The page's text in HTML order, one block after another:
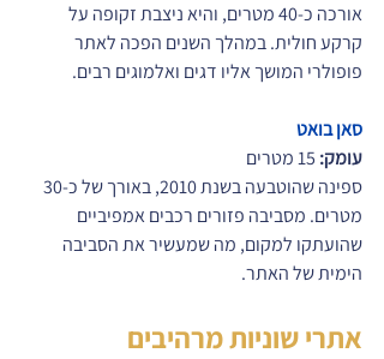
אורכה כ-40 מטרים, והיא ניצבת זקופה על
קרקע חולית. במהלך השנים הפכה לאתר
פופולרי המושך אליו דגים ואלמוגים רבים.
סאן בואט
עומק:
מטרים. מסביבה פזורים רכבים אמפיביים
שהועתקו למקום, מה שמעשיר את הסביבה
הימית של האתר.
אתרי שוניות מרהיבים